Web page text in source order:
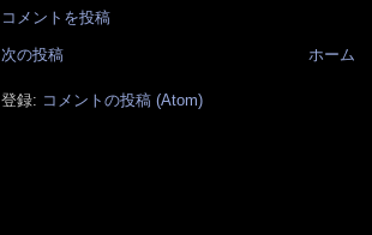
コメントを投稿
次の投稿 ホーム
登録: コメントの投稿 (Atom)